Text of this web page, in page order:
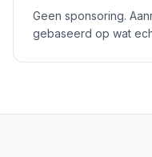
Geen sponsoring.
gebaseerd op wat